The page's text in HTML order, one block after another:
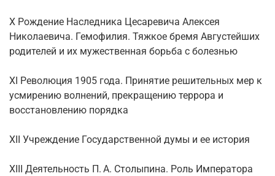
X Рождение Наследника Цесаревича Алексея
Николаевича. Гемофилия. Тяжкое бремя Августейших
родителей и их мужественная борьба с болезнью
XI Революция 1905 года. Принятие решительных мер к
усмирению волнений, прекращению террора и
восстановлению порядка
XII Учреждение Государственной думы и ее история
XIII Деятельность П. А. Столыпина. Роль Императора